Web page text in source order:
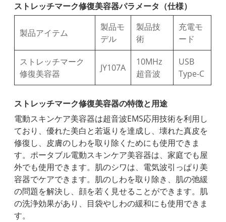
ストレッチマーク修復美容器パラメータ（仕様）
製品アイテム
製品モ
デル
製品技
術
充電モ
ード
ストレッチマーク
修復美容器
JY107A
10MHz
超音波
USB
Type-C
ストレッチマーク修復美容器の特徴と用途
電動スキンケア美容器は超音波EMS応用技術を利用し
ており、優れた美白と若返りを達成し、壊れた真皮を
修復し、皮膚のしわを取り除くためにも使用できま
す。ポータブル電動スキンケア美容器は、家庭でも屋
外でも使用できます。肌のシワは、電気波引っぱり美
容器でケアできます。肌のしわを取り除き、肌の弛緩
の問題を解決し、顔を若く見せることができます。肌
の洗浄効果があり、目袋やしわの緩和にも使用できま
す。